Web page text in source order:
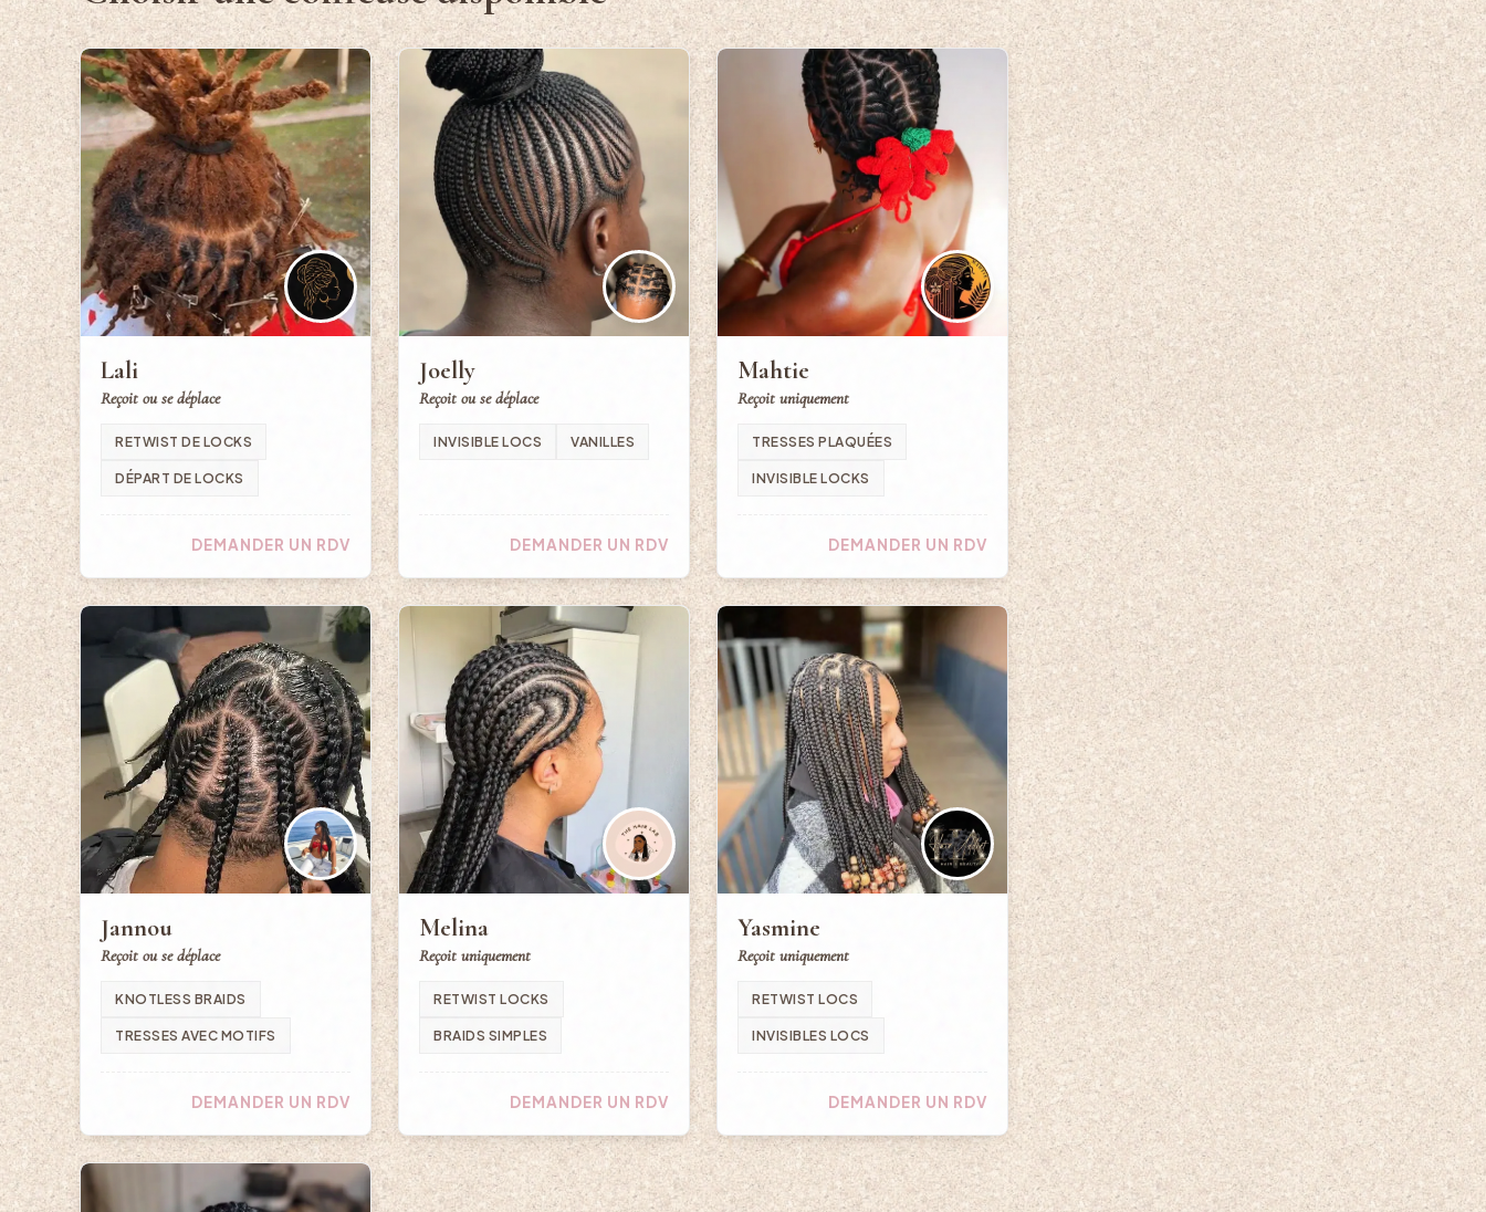
Lali
Reçoit ou se déplace
RETWIST DE LOCKS
DÉPART DE LOCKS
DEMANDER UN RDV
Joelly
Reçoit ou se déplace
INVISIBLE LOCS VANILLES
DEMANDER UN RDV
Mahtie
Reçoit uniquement
TRESSES PLAQUÉES
INVISIBLE LOCKS
DEMANDER UN RDV
Jannou
Reçoit ou se déplace
KNOTLESS BRAIDS
TRESSES AVEC MOTIFS
DEMANDER UN RDV
Melina
Reçoit uniquement
RETWIST LOCKS
BRAIDS SIMPLES
DEMANDER UN RDV
Yasmine
Reçoit uniquement
RETWIST LOCS
INVISIBLES LOCS
DEMANDER UN RDV